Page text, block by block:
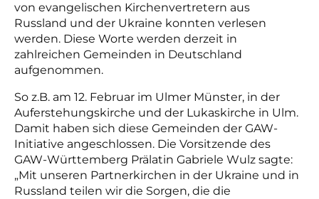
von evangelischen Kirchenvertretern aus
Russland und der Ukraine konnten verlesen
werden. Diese Worte werden derzeit in
zahlreichen Gemeinden in Deutschland
aufgenommen.
So z.B. am 12. Februar im Ulmer Münster, in der
Auferstehungskirche und der Lukaskirche in Ulm.
Damit haben sich diese Gemeinden der GAW-
Initiative angeschlossen. Die Vorsitzende des
GAW-Württemberg Prälatin Gabriele Wulz sagte:
„Mit unseren Partnerkirchen in der Ukraine und in
Russland teilen wir die Sorgen, die die